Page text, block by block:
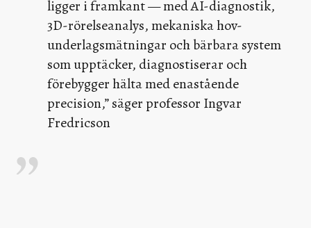
ligger i framkant — med AI-diagnostik,
3D-rörelseanalys, mekaniska hov-
underlagsmätningar och bärbara system
som upptäcker, diagnostiserar och
förebygger hälta med enastående
precision,” säger professor Ingvar
Fredricson